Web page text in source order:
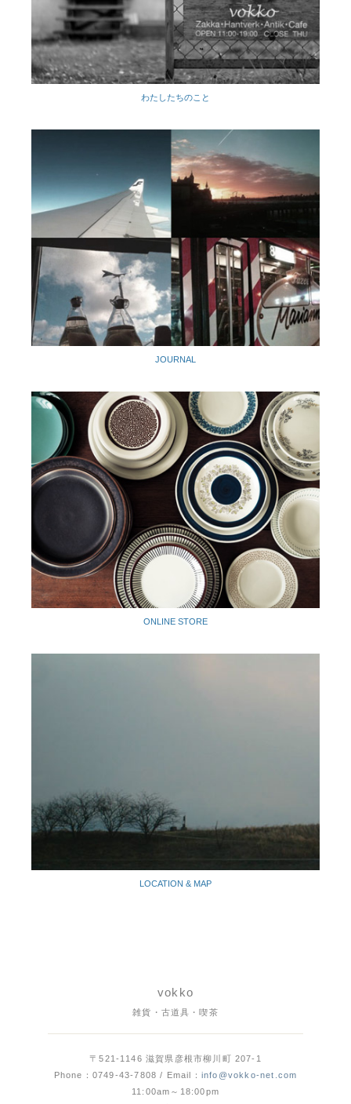
わたしたちのこと
JOURNAL
ONLINE STORE
LOCATION & MAP
vokko
雑貨・古道具・喫茶
〒521-1146 滋賀県彦根市柳川町 207-1
Phone：0749-43-7808 / Email： info@vokko-net.com
11:00am～18:00pm